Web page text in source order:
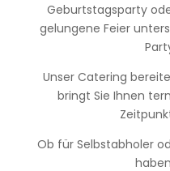
Geburtstagsparty
gelungene Feier
Unser Catering
bringt Sie Ihnen
Ob für Selbstabholer